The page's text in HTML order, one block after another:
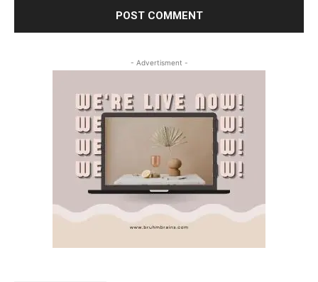
- Advertisment -